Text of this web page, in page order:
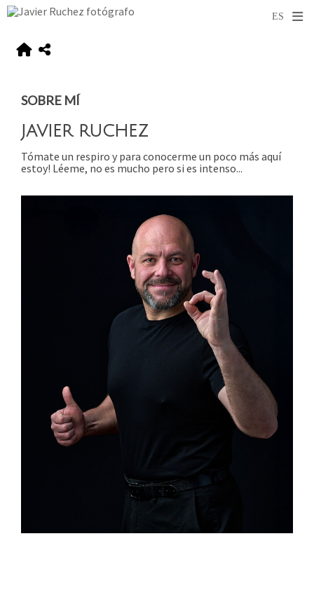
SOBRE MÍ
JAVIER RUCHEZ
Tómate un respiro y para conocerme un poco más aquí
estoy! Léeme, no es mucho pero si es intenso...